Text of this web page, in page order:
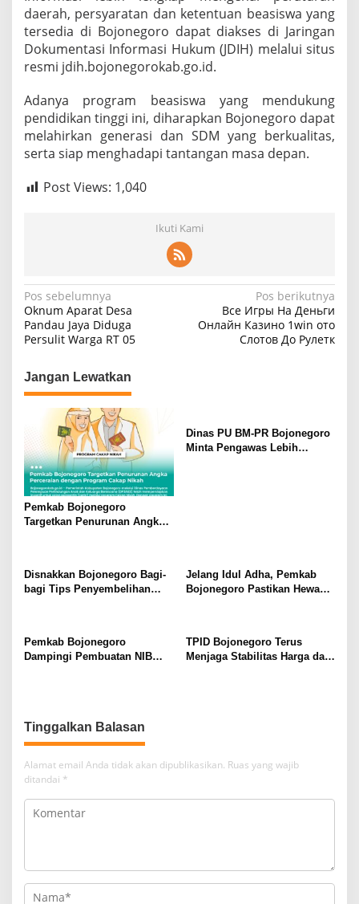
daerah, persyaratan dan ketentuan beasiswa yang
tersedia di Bojonegoro dapat diakses di Jaringan
Dokumentasi Informasi Hukum (JDIH) melalui situs
resmi jdih.bojonegorokab.go.id.
Adanya program beasiswa yang mendukung
pendidikan tinggi ini, diharapkan Bojonegoro dapat
melahirkan generasi dan SDM yang berkualitas,
serta siap menghadapi tantangan masa depan.
Post Views: 1,040
Ikuti Kami
N
a
v
i
g
i
p
o
s
Pos sebelumnya
Oknum Aparat Desa
Pandau Jaya Diduga
Persulit Warga RT 05
Pos berikutnya
Все Игры На Деньги
Онлайн Казино 1win ото
Слотов До Рулетк
Jangan Lewatkan
Pemkab Bojonegoro
Targetkan Penurunan Angka
Dinas PU BM-PR Bojonegoro
Minta Pengawas Lebih
Disnakkan Bojonegoro Bagi-
bagi Tips Penyembelihan
Jelang Idul Adha, Pemkab
Bojonegoro Pastikan Hewan
Pemkab Bojonegoro
Dampingi Pembuatan NIB
TPID Bojonegoro Terus
Menjaga Stabilitas Harga dan
Tinggalkan Balasan
Alamat email Anda tidak akan dipublikasikan. Ruas yang wajib
ditandai *